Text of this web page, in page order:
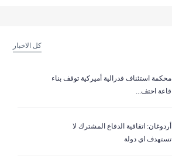
كل الاخبار
‏محكمة استئناف فدرالية أميركية توقف بناء
قاعة احتف...
أردوغان: اتفاقية الدفاع المشترك لا
تستهدف اي دولة